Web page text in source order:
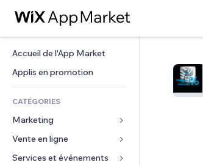
Accueil de l'App Market
Applis en promotion
CATÉGORIES
Marketing
Publicités
Mobile
Vente en ligne
Applis pour les boutiques
Services et événements